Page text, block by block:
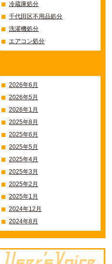
冷蔵庫処分
千代田区不用品処分
洗濯機処分
エアコン処分
2026年6月
2026年5月
2026年1月
2025年8月
2025年6月
2025年5月
2025年4月
2025年3月
2025年2月
2025年1月
2024年12月
2024年8月